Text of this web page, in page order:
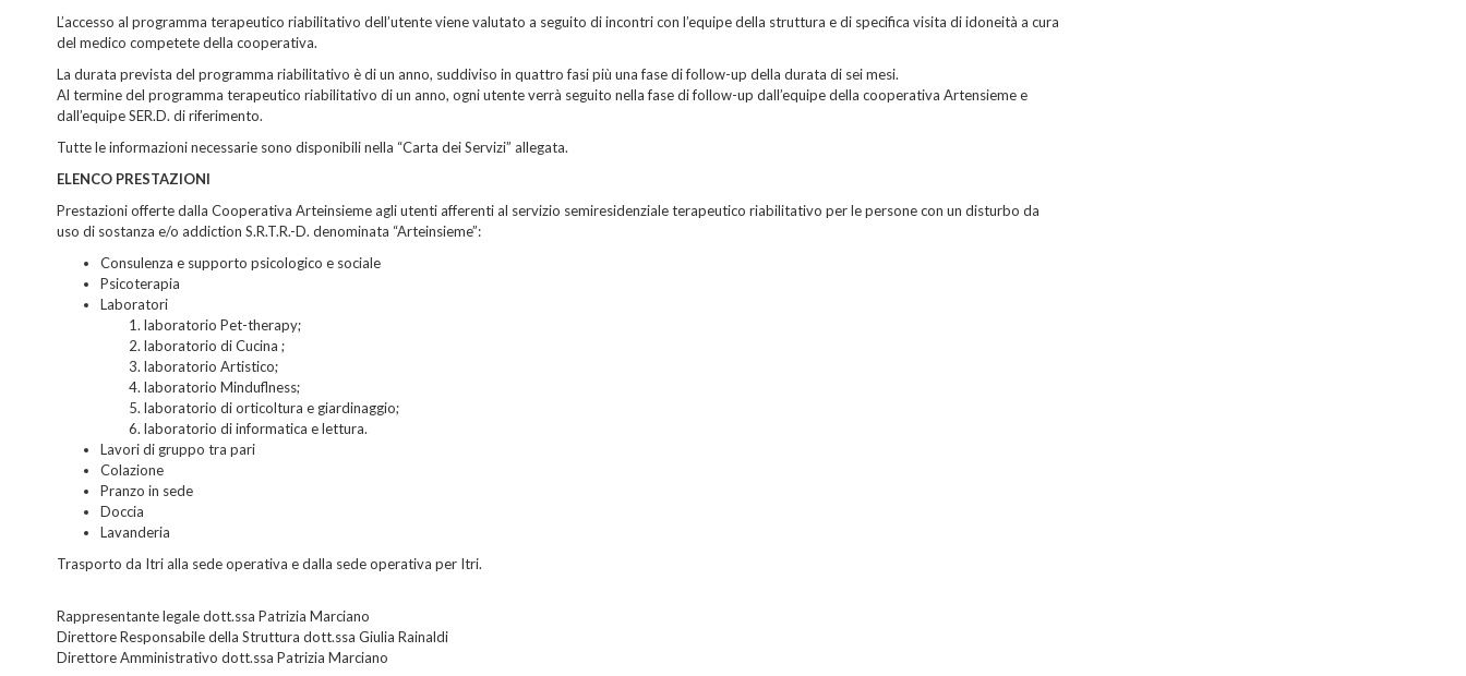
L’accesso al programma terapeutico riabilitativo dell’utente viene valutato a seguito di incontri con l’equipe della struttura e di specifica visita di idoneità a cura
del medico competete della cooperativa.
La durata prevista del programma riabilitativo è di un anno, suddiviso in quattro fasi più una fase di follow-up della durata di sei mesi.
Al termine del programma terapeutico riabilitativo di un anno, ogni utente verrà seguito nella fase di follow-up dall’equipe della cooperativa Artensieme e
dall’equipe SER.D. di riferimento.
Tutte le informazioni necessarie sono disponibili nella “Carta dei Servizi” allegata.
ELENCO PRESTAZIONI
Prestazioni offerte dalla Cooperativa Arteinsieme agli utenti afferenti al servizio semiresidenziale terapeutico riabilitativo per le persone con un disturbo da
uso di sostanza e/o addiction S.R.T.R.-D. denominata “Arteinsieme”:
Consulenza e supporto psicologico e sociale
Psicoterapia
Laboratori
laboratorio Pet-therapy;
laboratorio di Cucina ;
laboratorio Artistico;
laboratorio Minduflness;
laboratorio di orticoltura e giardinaggio;
laboratorio di informatica e lettura.
Lavori di gruppo tra pari
Colazione
Pranzo in sede
Doccia
Lavanderia
Trasporto da Itri alla sede operativa e dalla sede operativa per Itri.
Rappresentante legale dott.ssa Patrizia Marciano
Direttore Responsabile della Struttura dott.ssa Giulia Rainaldi
Direttore Amministrativo dott.ssa Patrizia Marciano